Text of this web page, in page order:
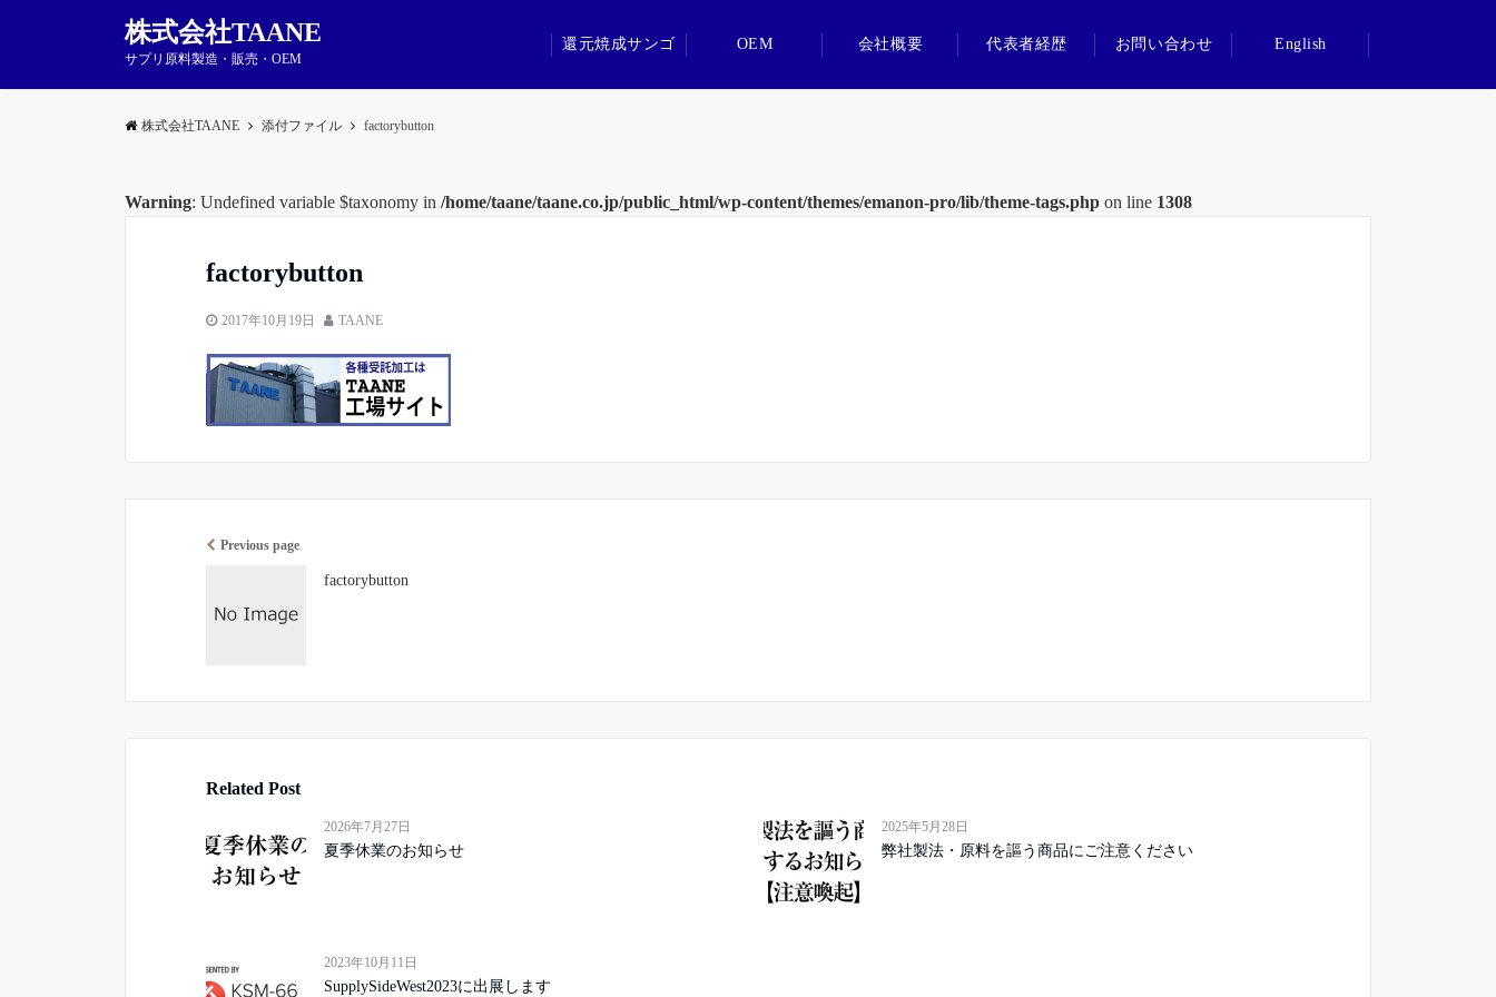
株式会社TAANE
サプリ原料製造・販売・OEM
還元焼成サンゴ OEM 会社概要 代表者経歴 お問い合わせ English
Warning: Undefined variable $taxonomy in /home/taane/taane.co.jp/public_html/wp-content/themes/emanon-pro/lib/theme-tags.php on line 1308
株式会社TAANE 添付ファイル factorybutton
factorybutton
2017年10月19日 TAANE
Previous page
factorybutton
Related Post
2026年7月27日
夏季休業のお知らせ
2025年5月28日
弊社製法・原料を謳う商品にご注意ください
2023年10月11日
SupplySideWest2023に出展します